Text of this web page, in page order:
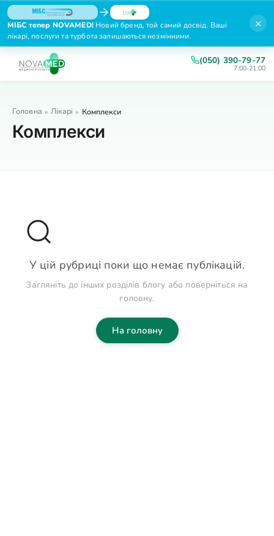
МІБС тепер NOVAMED!Новий бренд, той самий досвід. Ваші
лікарі, послуги та турбота залишаються незмінними.
×
(050) 390-79-77
7:00-21:00
Головна » Лікарі » Комплекси
Комплекси
У цій рубриці поки що немає публікацій.
Загляніть до інших розділів блогу або поверніться на
головну.
На головну